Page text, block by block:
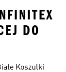
DO
Koszulki